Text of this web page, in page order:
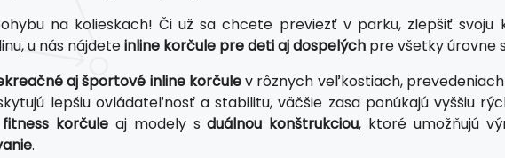
na kolieskach! Či už sa chcete previezť v parku, zlepšiť
u nás nájdeteinline korčule pre deti aj dospelých pre všetky úrovne
aj športové inline korčulev rôznych veľkostiach, prevedeniach
lepšiu ovládateľnosť a stabilitu, väčšie zasa ponúkajú vyššiu
fitness korčule aj modely sduálnou konštrukciou, ktoré umožňujú
.